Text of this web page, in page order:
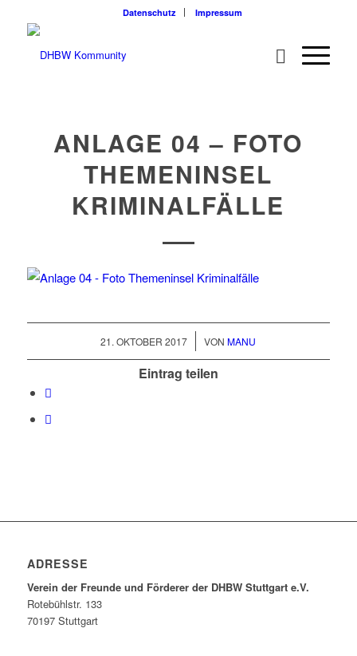
Datenschutz Impressum
ANLAGE 04 – FOTO
THEMENINSEL
KRIMINALFÄLLE
21. OKTOBER 2017
/ VON MANU
Eintrag teilen
ADRESSE
Verein der Freunde und Förderer der DHBW Stuttgart e.V.
Rotebühlstr. 133
70197 Stuttgart